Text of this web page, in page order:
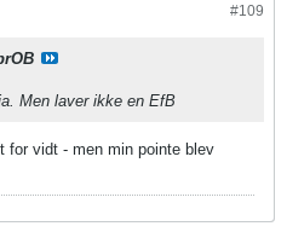
#109
Men laver ikke en EfB
for vidt - men min pointe blev